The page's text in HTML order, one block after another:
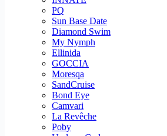
PQ
Sun Base Date
Diamond Swim
My Nymph
Ellinida
GOCCIA
Moresqa
SandCruise
Bond Eye
Camvari
La Revêche
Poby